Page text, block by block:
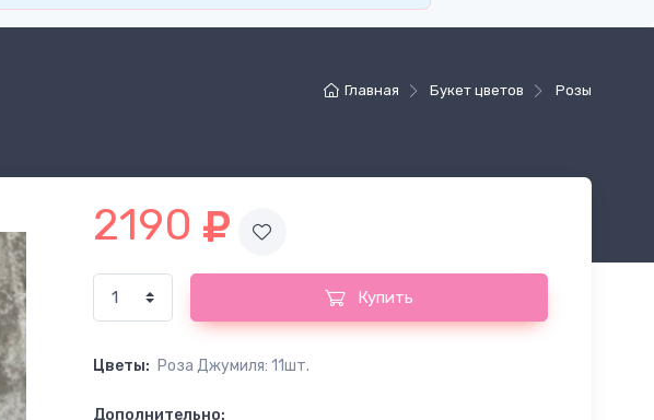
Главная Букет цветов Розы
2190
Купить
Цветы: Роза Джумиля: 11шт.
Дополнительно: